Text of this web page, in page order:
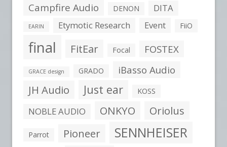
Campfire Audio DENON DITA
EARIN Etymotic Research Event FiiO
final FitEar Focal FOSTEX
GRACE design GRADO iBasso Audio
JH Audio Just ear KOSS
NOBLE AUDIO ONKYO Oriolus
Parrot Pioneer SENNHEISER